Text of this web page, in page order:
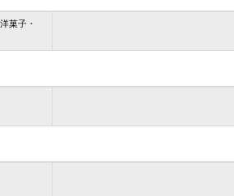
菓子・